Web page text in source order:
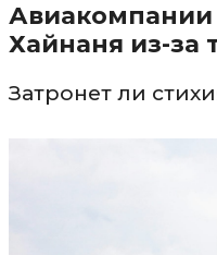
Авиакомпании
Хайнаня из-за
Затронет ли